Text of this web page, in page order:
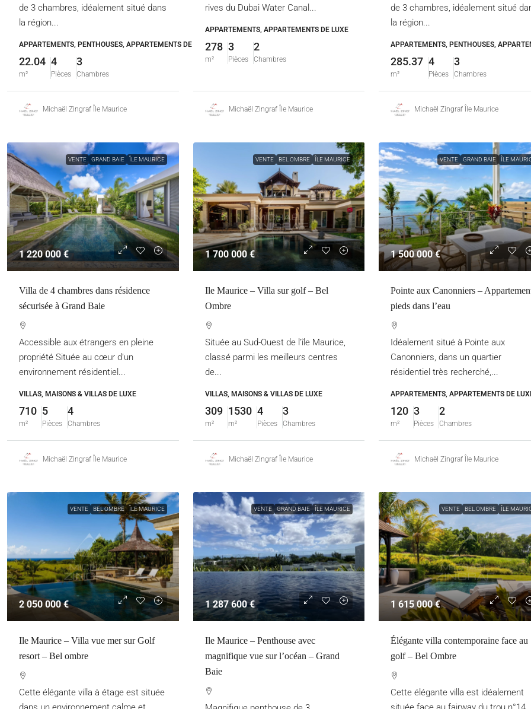
de 3 chambres, idéalement situé dans
la région...
APPARTEMENTS, PENTHOUSES, APPARTEMENTS DE LUXE
22.04
m²
4
Pièces
3
Chambres
Michaël Zingraf Île Maurice
rives du Dubai Water Canal...
APPARTEMENTS, APPARTEMENTS DE LUXE
278
m²
3
Pièces
2
Chambres
Michaël Zingraf Île Maurice
de 3 chambres, idéalement situé
la région...
APPARTEMENTS, PENTHOUSES,
285.37
m²
4
Pièces
3
Chambres
Michaël Zingraf Île Maurice
VENTE GRAND BAIE ÎLE MAURICE
1 220 000 €
Villa de 4 chambres dans résidence
sécurisée à Grand Baie
Accessible aux étrangers en pleine
propriété Située au cœur d’un
environnement résidentiel...
VILLAS, MAISONS & VILLAS DE LUXE
710
m²
5
Pièces
4
Chambres
Michaël Zingraf Île Maurice
VENTE BEL OMBRE ÎLE MAURICE
1 700 000 €
Ile Maurice – Villa sur golf – Bel
Ombre
Située au Sud-Ouest de l’île Maurice,
classé parmi les meilleurs centres
de...
VILLAS, MAISONS & VILLAS DE LUXE
309
m²
1530
m²
4
Pièces
3
Chambres
Michaël Zingraf Île Maurice
VENTE GRAND BAIE ÎLE
1 500 000 €
Pointe aux Canonniers –
pieds dans l’eau
Idéalement situé à Pointe aux
Canonniers, dans un quartier
résidentiel très recherché,...
APPARTEMENTS, APPARTEMENTS DE
120
m²
3
Pièces
2
Chambres
Michaël Zingraf Île Maurice
VENTE BEL OMBRE ÎLE MAURICE
2 050 000 €
Ile Maurice – Villa vue mer sur Golf
resort – Bel ombre
Cette élégante villa à étage est située
VENTE GRAND BAIE ÎLE MAURICE
1 287 600 €
Ile Maurice – Penthouse avec
magnifique vue sur l’océan – Grand
Baie
VENTE BEL OMBRE ÎLE
1 615 000 €
Élégante villa contemporaine face au
golf – Bel Ombre
Cette élégante villa est idéalement